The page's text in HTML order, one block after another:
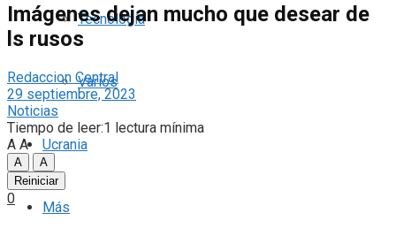
Tecnología
Varios
Ucrania
Más
Imágenes dejan mucho que desear de
ls rusos
Redaccion Central
29 septiembre, 2023
Noticias
Tiempo de leer:1 lectura mínima
A A
A
A
Reiniciar
0